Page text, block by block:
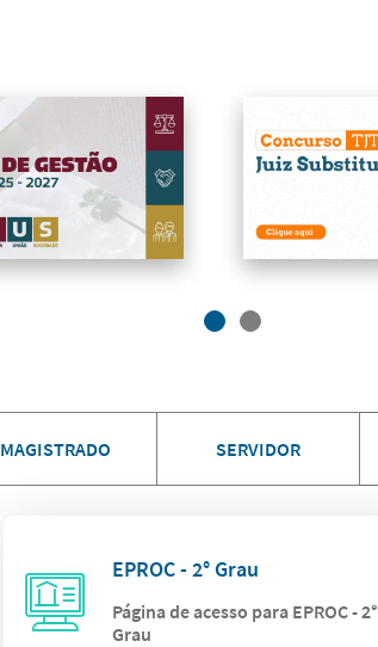
MAGISTRADO SERVIDOR
EPROC - 2° Grau
Página de acesso para EPROC - 2°
Grau